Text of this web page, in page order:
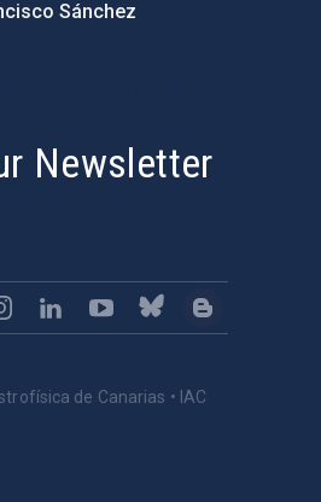
Sánchez
Newsletter
de Canarias • IAC